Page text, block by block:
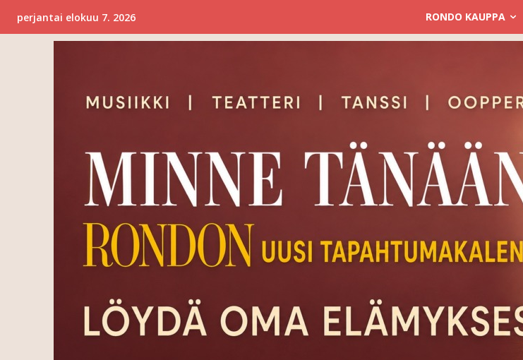
perjantai elokuu 7. 2026 RONDO KAUPPA